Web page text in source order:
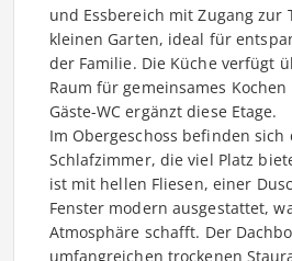
und Essbereich mit Zugang zur
kleinen Garten, ideal für
der Familie. Die Küche verfügt
Raum für gemeinsames
Gäste-WC ergänzt diese Etage.
Im Obergeschoss befinden
Schlafzimmer, die viel Platz
ist mit hellen Fliesen, einer
Fenster modern ausgestattet,
Atmosphäre schafft. Der
umfangreichen trockenen